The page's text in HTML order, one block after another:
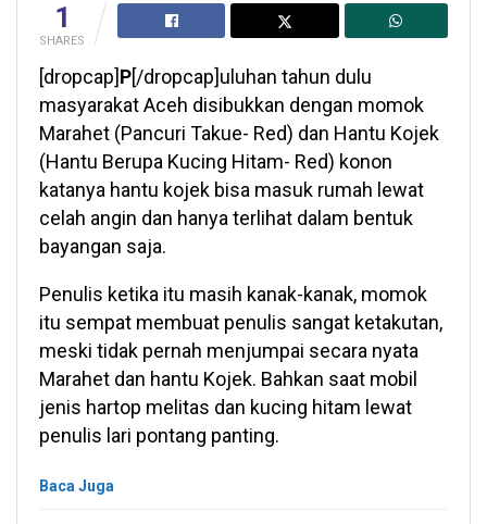
1
SHARES
[dropcap]P[/dropcap]uluhan tahun dulu
masyarakat Aceh disibukkan dengan momok
Marahet (Pancuri Takue- Red) dan Hantu Kojek
(Hantu Berupa Kucing Hitam- Red) konon
katanya hantu kojek bisa masuk rumah lewat
celah angin dan hanya terlihat dalam bentuk
bayangan saja.
Penulis ketika itu masih kanak-kanak, momok
itu sempat membuat penulis sangat ketakutan,
meski tidak pernah menjumpai secara nyata
Marahet dan hantu Kojek. Bahkan saat mobil
jenis hartop melitas dan kucing hitam lewat
penulis lari pontang panting.
Baca Juga